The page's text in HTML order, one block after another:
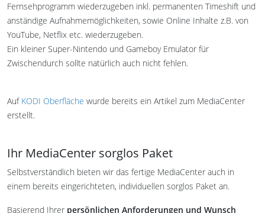
Fernsehprogramm wiederzugeben inkl. permanenten Timeshift und
anständige Aufnahmemöglichkeiten, sowie Online Inhalte z.B. von
YouTube, Netflix etc. wiederzugeben.
Ein kleiner Super-Nintendo und Gameboy Emulator für
Zwischendurch sollte natürlich auch nicht fehlen.
Auf KODI Oberfläche wurde bereits ein Artikel zum MediaCenter
erstellt.
Ihr MediaCenter sorglos Paket
Selbstverständlich bieten wir das fertige MediaCenter auch in
einem bereits eingerichteten, individuellen sorglos Paket an.
Basierend Ihrer persönlichen Anforderungen und Wunsch